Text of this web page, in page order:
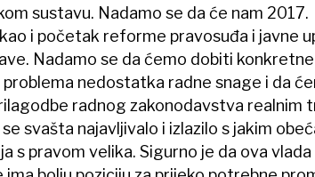
sustavu. Nadamo se da će nam
i početak reforme pravosuđa i javne
Nadamo se da ćemo dobiti
problema nedostatka radne snage i da
radnog zakonodavstva realnim
svašta najavljivalo i izlazilo s jakim
s pravom velika. Sigurno je da ova